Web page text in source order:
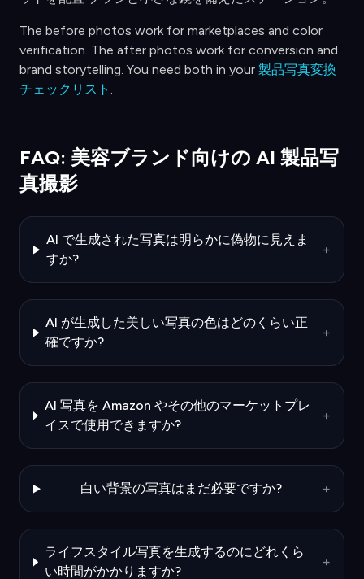
The before photos work for marketplaces and color
verification. The after photos work for conversion and
brand storytelling. You need both in your 製品写真変換
チェックリスト .
FAQ: 美容ブランド向けの AI 製品写
真撮影
AI で生成された写真は明らかに偽物に見えま
すか?
+
AI が生成した美しい写真の色はどのくらい正
確ですか?
+
AI 写真を Amazon やその他のマーケットプレ
イスで使用できますか?
+
白い背景の写真はまだ必要ですか? +
ライフスタイル写真を生成するのにどれくら
い時間がかかりますか?
+